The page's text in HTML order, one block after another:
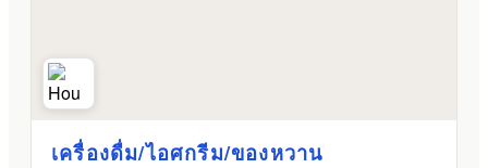
เครื่องดื่ม/ไอศกรีม/ของหวาน